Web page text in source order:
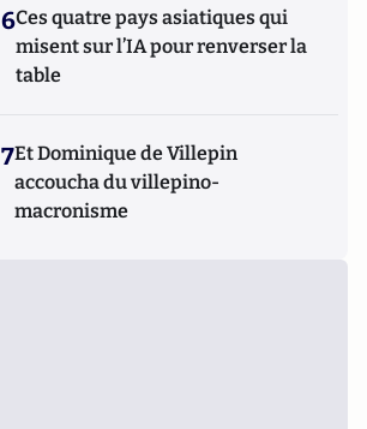
6Ces quatre pays asiatiques qui
misent sur l’IA pour renverser la
table
7Et Dominique de Villepin
accoucha du villepino-
macronisme